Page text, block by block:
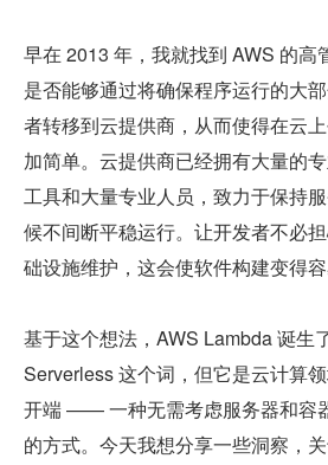
早在 2013 年，我就找到 AWS 的高
是否能够通过将确保程序运行的大
者转移到云提供商，从而使得在云
加简单。云提供商已经拥有大量的
工具和大量专业人员，致力于保持
候不间断平稳运行。让开发者不必
础设施维护，这会使软件构建变得容
基于这个想法，AWS Lambda 诞生
Serverless 这个词，但它是云计算
开端 —— 一种无需考虑服务器和容
的方式。今天我想分享一些洞察，